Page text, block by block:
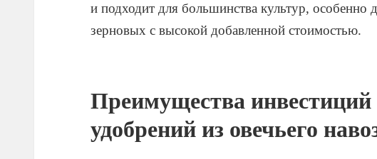
и подходит для большинства культур, особенно
зерновых с высокой добавленной стоимостью.
Преимущества инвестиций
удобрений из овечьего